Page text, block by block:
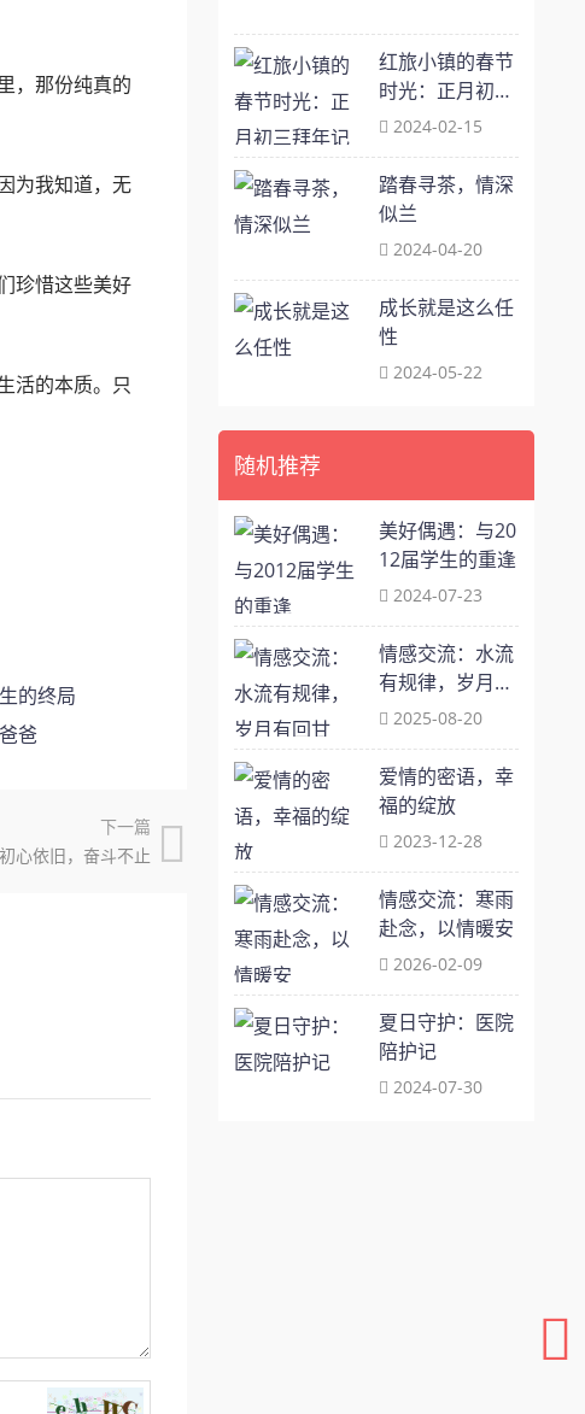
红旅小镇的春节
时光：正月初三
拜年记
2024-02-15
踏春寻茶，情深
似兰
2024-04-20
成长就是这么任
性
2024-05-22
随机推荐
美好偶遇：与20
12届学生的重逢
2024-07-23
情感交流：水流
有规律，岁月有
回甘
2025-08-20
爱情的密语，幸
福的绽放
2023-12-28
情感交流：寒雨
赴念，以情暖安
2026-02-09
夏日守护：医院
陪护记
2024-07-30
，那份纯真的
为我知道，无
珍惜这些美好
活的本质。只
的终局
爸
下一篇
心依旧，奋斗不止